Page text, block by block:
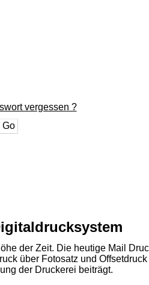
vergessen ?
der Zeit. Die heutige Mail
über Fotosatz und
der Druckerei beiträgt.